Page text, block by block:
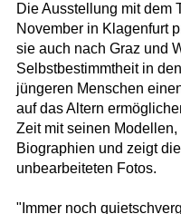
Die Ausstellung mit dem
November in Klagenfurt
sie auch nach Graz und
Selbstbestimmtheit in
jüngeren Menschen
auf das Altern
Zeit mit seinen
Biographien und zeigt
unbearbeiteten Fotos.
"Immer noch